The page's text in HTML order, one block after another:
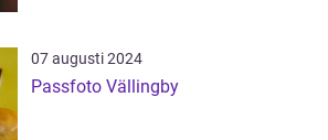
07 augusti 2024
Passfoto Vällingby